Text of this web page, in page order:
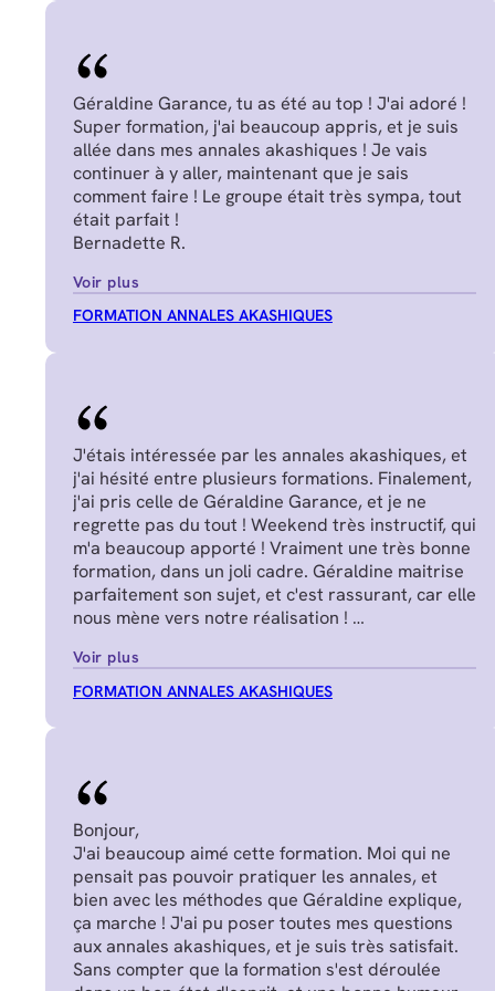
Géraldine Garance, tu as été au top ! J'ai adoré !
Super formation, j'ai beaucoup appris, et je suis
allée dans mes annales akashiques ! Je vais
continuer à y aller, maintenant que je sais
comment faire ! Le groupe était très sympa, tout
était parfait !
Bernadette R.
Voir plus
FORMATION ANNALES AKASHIQUES
J'étais intéressée par les annales akashiques, et
j'ai hésité entre plusieurs formations. Finalement,
j'ai pris celle de Géraldine Garance, et je ne
regrette pas du tout ! Weekend très instructif, qui
m'a beaucoup apporté ! Vraiment une très bonne
formation, dans un joli cadre. Géraldine maitrise
parfaitement son sujet, et c'est rassurant, car elle
nous mène vers notre réalisation !
Voir plus
FORMATION ANNALES AKASHIQUES
Bonjour,
J'ai beaucoup aimé cette formation. Moi qui ne
pensait pas pouvoir pratiquer les annales, et
bien avec les méthodes que Géraldine explique,
ça marche ! J'ai pu poser toutes mes questions
aux annales akashiques, et je suis très satisfait.
Sans compter que la formation s'est déroulée